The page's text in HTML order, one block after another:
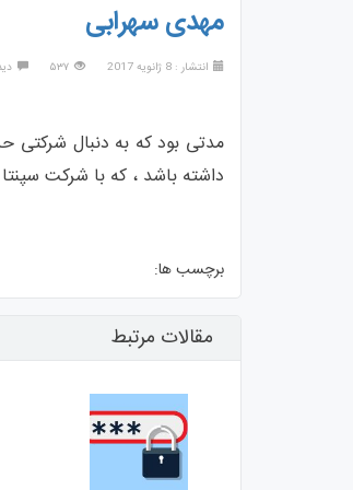
مهدی سهرابی
انتشار : 8 ژانویه 2017 ۵۳۷
مدتی بود که به دنبال شرکتی
داشته باشد ، که با شرکت
برچسب ها:
مقالات مرتبط